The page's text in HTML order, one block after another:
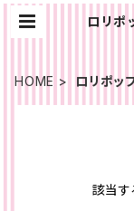
ロリポ
HOME ロリポッ
該当す